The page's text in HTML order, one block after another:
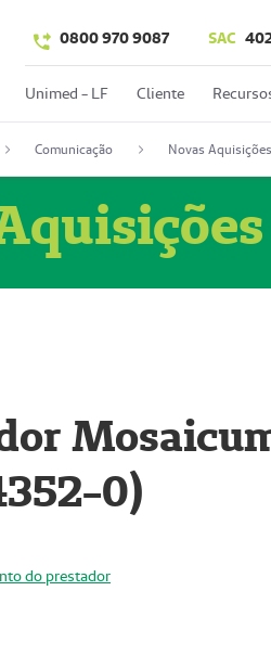
0800 970 9087 SAC
Unimed - LF Cliente
Comunicação Novas Aquisições
0)
do prestador